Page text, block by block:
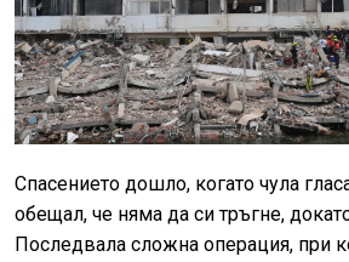
Спасението дошло, когато чула
обещал, че няма да си тръгне,
Последвала сложна операция, при